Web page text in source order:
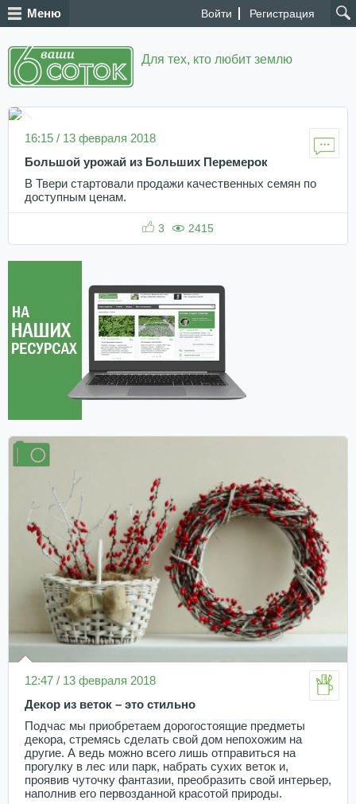
Войти Регистрация
Меню
Для тех, кто любит землю
16:15 / 13 февраля 2018
Большой урожай из Больших Перемерок
В Твери стартовали продажи качественных семян по
доступным ценам.
3 2415
12:47 / 13 февраля 2018
Декор из веток – это стильно
Подчас мы приобретаем дорогостоящие предметы
декора, стремясь сделать свой дом непохожим на
другие. А ведь можно всего лишь отправиться на
прогулку в лес или парк, набрать сухих веток и,
проявив чуточку фантазии, преобразить свой интерьер,
наполнив его первозданной красотой природы.